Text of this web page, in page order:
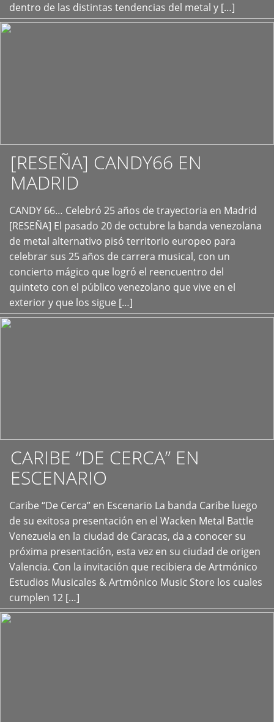
dentro de las distintas tendencias del metal y […]
[RESEÑA] CANDY66 EN
MADRID
CANDY 66… Celebró 25 años de trayectoria en Madrid
[RESEÑA] El pasado 20 de octubre la banda venezolana
de metal alternativo pisó territorio europeo para
celebrar sus 25 años de carrera musical, con un
concierto mágico que logró el reencuentro del
quinteto con el público venezolano que vive en el
exterior y que los sigue […]
+
CARIBE “DE CERCA” EN
ESCENARIO
Caribe “De Cerca” en Escenario La banda Caribe luego
de su exitosa presentación en el Wacken Metal Battle
Venezuela en la ciudad de Caracas, da a conocer su
próxima presentación, esta vez en su ciudad de origen
Valencia. Con la invitación que recibiera de Artmónico
Estudios Musicales & Artmónico Music Store los cuales
cumplen 12 […]
+